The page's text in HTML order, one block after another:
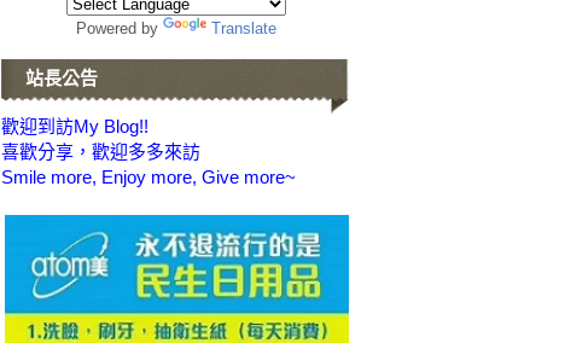
Powered by Translate
站長公告
歡迎到訪My Blog!!
喜歡分享，歡迎多多來訪
Smile more, Enjoy more, Give more~